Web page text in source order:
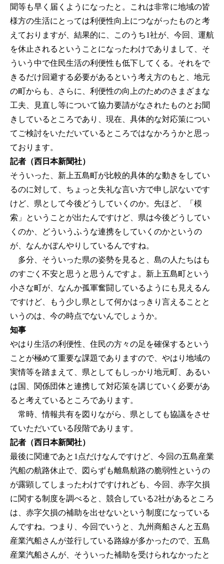
聞等も早く届くようになったと。これは非常に地域の皆
様方の生活にとっては利便性向上につながったものと考
えておりますが、結果的に、このうち1社が、今回、運航
を休止されるということになったわけでありまして、そ
ういう中で住民生活の利便性も低下してくる。それをで
きるだけ回避する必要があるという考え方のもと、地元
の町からも、さらに、利便性の向上のためのさまざまな
工夫、見直し等について協力要請がなされたものとお聞
きしているところであり、現在、具体的な対応策につい
てご検討をいただいているところではなかろうかと思っ
ております。
記者（西日本新聞社）
そういった、新上五島町が比較的具体的な動きをしてい
るのに対して、ちょっと失礼な言い方で申し訳ないです
けど、県として今後どうしていくのか。先ほど、「模
索」ということが出たんですけど、県は今後どうしてい
くのか、どういうふうな連携をしていくのかというの
が、なんかぼんやりしているんですね。
多分、そういった県の姿勢を見ると、島の人たちはも
のすごく不安と思うと思うんですよ。新上五島町という
小さな町が、なんか孤軍奮闘しているようにも見えるん
ですけど、もう少し県として何かはっきり言えることと
いうのは、今の時点でないんでしょうか。
知事
やはり生活の利便性、住民の方々の足を確保するという
ことが極めて重要な課題でありますので、やはり地域の
実情等を踏まえて、県としてもしっかり地元町、あるい
は国、関係団体と連携して対応策を講じていく必要があ
ると考えているところであります。
常時、情報共有を図りながら、県としても協議をさせ
ていただいている段階であります。
記者（西日本新聞社）
最後に関連であと1点だけなんですけど、今回の五島産業
汽船の航路休止で、図らずも離島航路の脆弱性というの
が露顕してしまったわけですけれども、今回、赤字欠損
に関する制度を調べると、競合している2社があるところ
は、赤字欠損の補助を出せないという制度になっている
んですね。つまり、今回でいうと、九州商船さんと五島
産業汽船さんが並行している路線が多かったので、五島
産業汽船さんが、そういった補助を受けられなかったと